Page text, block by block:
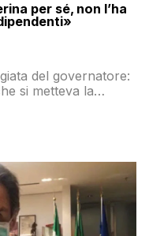
per sé, non l’ha
del governatore:
si metteva la